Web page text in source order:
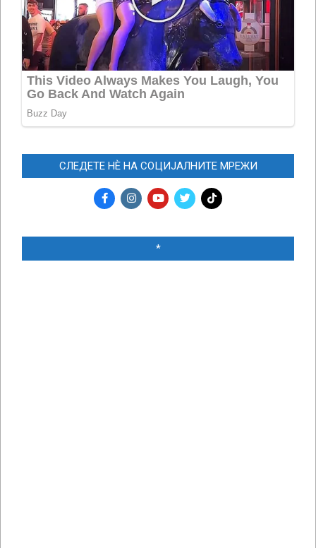
СЛЕДЕТЕ НЀ НА СОЦИЈАЛНИТЕ МРЕЖИ
*